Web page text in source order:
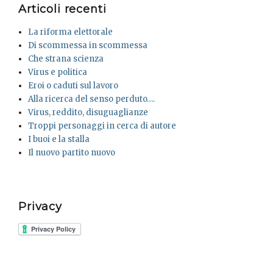
Articoli recenti
La riforma elettorale
Di scommessa in scommessa
Che strana scienza
Virus e politica
Eroi o caduti sul lavoro
Alla ricerca del senso perduto….
Virus, reddito, disuguaglianze
Troppi personaggi in cerca di autore
I buoi e la stalla
Il nuovo partito nuovo
Privacy